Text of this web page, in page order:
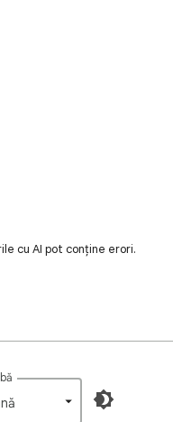
cu AI pot conține erori.